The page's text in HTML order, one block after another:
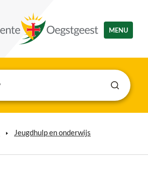
MENU
Jeugdhulp en onderwijs